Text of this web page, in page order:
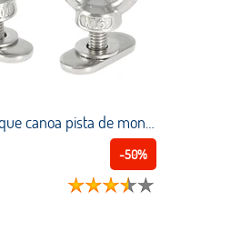
2 pçs caiaque canoa pista de montagem amarrar para baixo ilhós levantamento olho porcas remo peças equipamentos ao ar livre equipamento água esportes suprimentos
-50%